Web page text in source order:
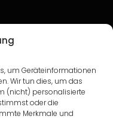
um Geräteinformationen
Wir tun dies, um das
(nicht) personalisierte
oder die
Merkmale und